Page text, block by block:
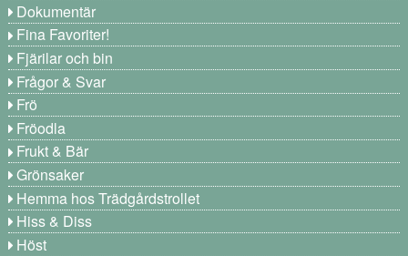
Dokumentär
Fina Favoriter!
Fjärilar och bin
Frågor & Svar
Frö
Fröodla
Frukt & Bär
Grönsaker
Hemma hos Trädgårdstrollet
Hiss & Diss
Höst